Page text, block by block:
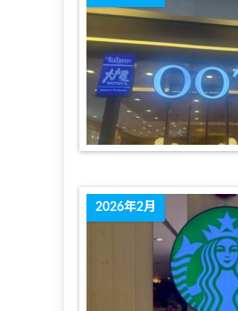
2026年2月